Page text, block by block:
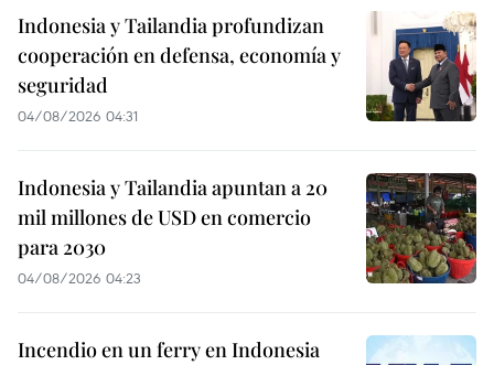
Indonesia y Tailandia profundizan
cooperación en defensa, economía y
seguridad
04/08/2026 04:31
Indonesia y Tailandia apuntan a 20
mil millones de USD en comercio
para 2030
04/08/2026 04:23
Incendio en un ferry en Indonesia